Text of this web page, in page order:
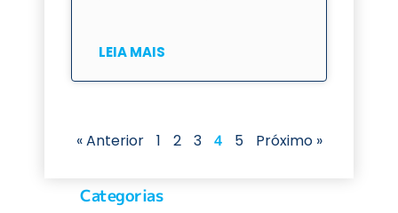
LEIA MAIS
« Anterior 1 2 3 4 5 Próximo »
Categorias